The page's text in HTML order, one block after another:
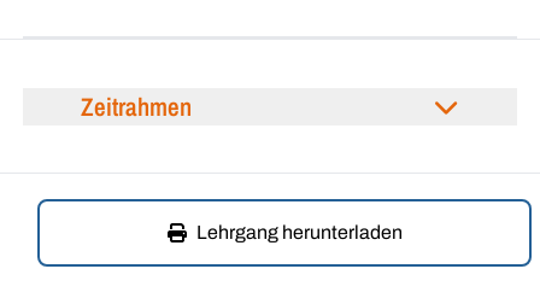
Zeitrahmen
Lehrgang herunterladen